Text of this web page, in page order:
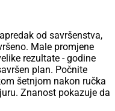
od savršenstva,
Male promjene
rezultate - godine
plan. Počnite
šetnjom nakon ručka
Znanost pokazuje da